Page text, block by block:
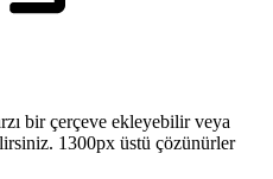
bir çerçeve ekleyebilir veya
1300px üstü çözünürler